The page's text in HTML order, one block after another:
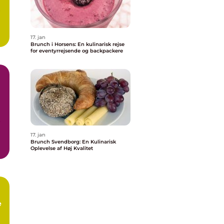
17. jan
Brunch i Horsens: En kulinarisk rejse
for eventyrrejsende og backpackere
17. jan
Brunch Svendborg: En Kulinarisk
Oplevelse af Høj Kvalitet